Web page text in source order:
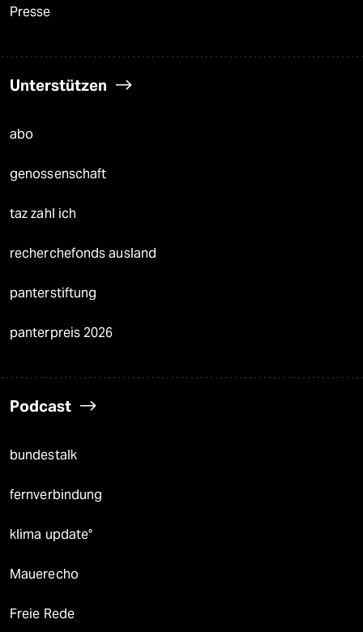
Presse
Unterstützen
abo
genossenschaft
taz zahl ich
recherchefonds ausland
panterstiftung
panterpreis 2026
Podcast
bundestalk
fernverbindung
klima update°
Mauerecho
Freie Rede